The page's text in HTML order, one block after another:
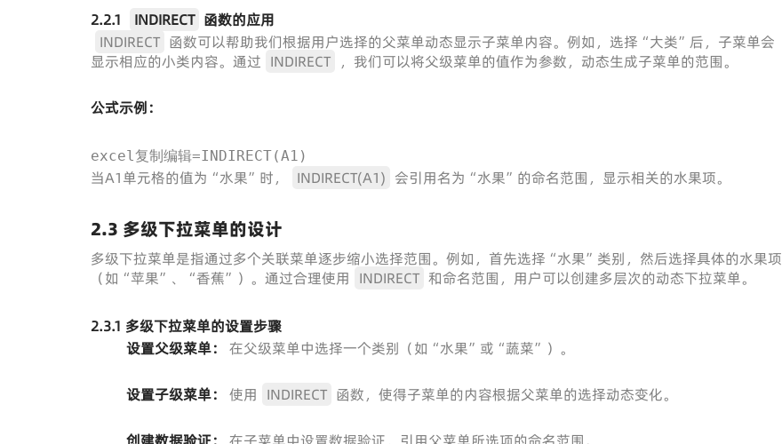
2.2.1 INDIRECT 函数的应用
INDIRECT 函数可以帮助我们根据用户选择的父菜单动态显示子菜单内容。例如，选择“大类”后，子菜单会
显示相应的小类内容。通过 INDIRECT ，我们可以将父级菜单的值作为参数，动态生成子菜单的范围。
公式示例：
excel复制编辑=INDIRECT(A1)
当A1单元格的值为“水果”时， INDIRECT(A1) 会引用名为“水果”的命名范围，显示相关的水果项。
2.3 多级下拉菜单的设计
多级下拉菜单是指通过多个关联菜单逐步缩小选择范围。例如，首先选择“水果”类别，然后选择具体的水果项
（如“苹果”、“香蕉”）。通过合理使用 INDIRECT 和命名范围，用户可以创建多层次的动态下拉菜单。
2.3.1 多级下拉菜单的设置步骤
设置父级菜单：
在父级菜单中选择一个类别（如“水果”或“蔬菜”）。
设置子级菜单： 使用 INDIRECT 函数，使得子菜单的内容根据父菜单的选择动态变化。